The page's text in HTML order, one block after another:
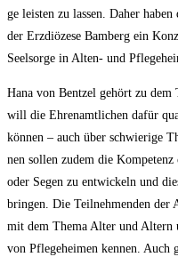
ge leis­ten zu las­sen. Daher
der Erz­diö­ze­se Bam­berg ein
Seel­sor­ge in Alten- und
Hana von Bent­zel gehört zu dem
will die Ehren­amt­li­chen dafür
kön­nen – auch über schwie­ri­ge
nen sol­len zudem die
oder Segen zu ent­wi­ckeln und
brin­gen. Die Teil­neh­men­den der
mit dem The­ma Alter und Altern
von Pfle­ge­hei­men ken­nen. Auch